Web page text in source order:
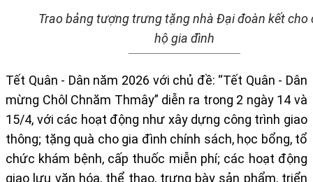
Trao bảng tượng trưng tặng nhà Đại đoàn kết cho
hộ gia đình
Tết Quân - Dân năm 2026 với chủ đề: “Tết Quân - Dân
mừng Chôl Chnăm Thmây” diễn ra trong 2 ngày 14 và
15/4, với các hoạt động như xây dựng công trình giao
thông; tặng quà cho gia đình chính sách, học bổng, tổ
chức khám bệnh, cấp thuốc miễn phí; các hoạt động
giao lưu văn hóa, thể thao, trưng bày sản phẩm, triển